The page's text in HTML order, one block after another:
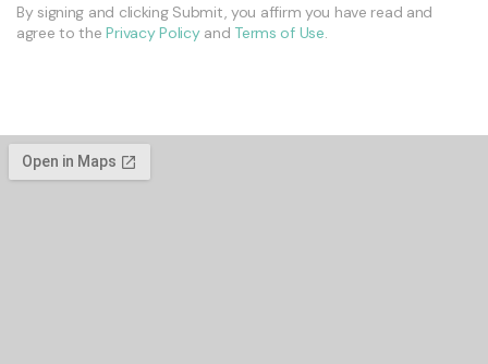
By signing and clicking Submit, you affirm you have read and
agree to thePrivacy Policyand Terms of Use